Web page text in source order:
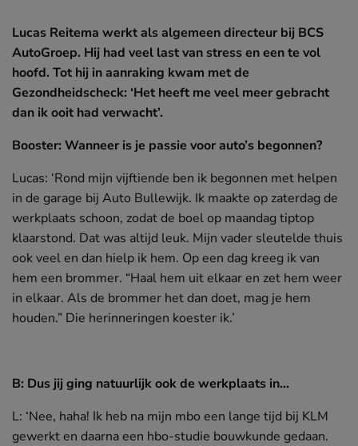
Lucas Reitema werkt als algemeen directeur bij BCS
AutoGroep. Hij had veel last van stress en een te vol
hoofd. Tot hij in aanraking kwam met de
Gezondheidscheck: ‘Het heeft me veel meer gebracht
dan ik ooit had verwacht’.
Booster: Wanneer is je passie voor auto’s begonnen?
Lucas: ‘Rond mijn vijftiende ben ik begonnen met helpen
in de garage bij Auto Bullewijk. Ik maakte op zaterdag de
werkplaats schoon, zodat de boel op maandag tiptop
klaarstond. Dat was altijd leuk. Mijn vader sleutelde thuis
ook veel en dan hielp ik hem. Op een dag kreeg ik van
hem een brommer. “Haal hem uit elkaar en zet hem weer
in elkaar. Als de brommer het dan doet, mag je hem
houden.” Die herinneringen koester ik.’
B: Dus jij ging natuurlijk ook de werkplaats in…
L: ‘Nee, haha! Ik heb na mijn mbo een lange tijd bij KLM
gewerkt en daarna een hbo-studie bouwkunde gedaan.